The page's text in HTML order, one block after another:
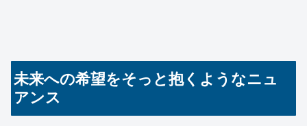
未来への希望をそっと抱くようなニュ
アンス